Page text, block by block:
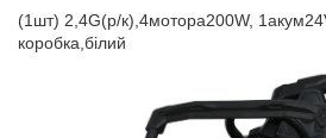
(1шт) 2,4G(р/к),4мотора200W,
коробка,білий